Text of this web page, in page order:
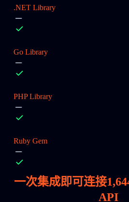
.NET Library
Go Library
PHP Library
Ruby Gem
一次集成即可连接
API